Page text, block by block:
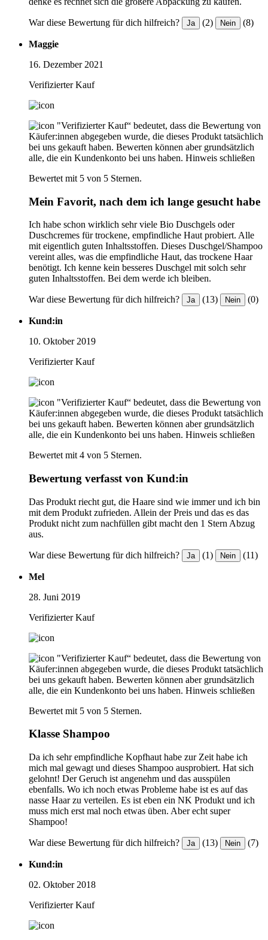
War diese Bewertung für dich hilfreich? Ja (2) Nein (8)
Maggie
16. Dezember 2021
Verifizierter Kauf
"Verifizierter Kauf“ bedeutet, dass die Bewertung von
Käufer:innen abgegeben wurde, die dieses Produkt tatsächlich
bei uns gekauft haben. Bewerten können aber grundsätzlich
alle, die ein Kundenkonto bei uns haben. Hinweis schließen
Bewertet mit 5 von 5 Sternen.
Mein Favorit, nach dem ich lange gesucht habe
Ich habe schon wirklich sehr viele Bio Duschgels oder
Duschcremes für trockene, empfindliche Haut probiert. Alle
mit eigentlich guten Inhaltsstoffen. Dieses Duschgel/Shampoo
vereint alles, was die empfindliche Haut, das trockene Haar
benötigt. Ich kenne kein besseres Duschgel mit solch sehr
guten Inhaltsstoffen. Bei dem werde ich bleiben.
War diese Bewertung für dich hilfreich? Ja (13) Nein (0)
Kund:in
10. Oktober 2019
Verifizierter Kauf
"Verifizierter Kauf“ bedeutet, dass die Bewertung von
Käufer:innen abgegeben wurde, die dieses Produkt tatsächlich
bei uns gekauft haben. Bewerten können aber grundsätzlich
alle, die ein Kundenkonto bei uns haben. Hinweis schließen
Bewertet mit 4 von 5 Sternen.
Bewertung verfasst von Kund:in
Das Produkt riecht gut, die Haare sind wie immer und ich bin
mit dem Produkt zufrieden. Allein der Preis und das es das
Produkt nicht zum nachfüllen gibt macht den 1 Stern Abzug
aus.
War diese Bewertung für dich hilfreich? Ja (1) Nein (11)
Mel
28. Juni 2019
Verifizierter Kauf
"Verifizierter Kauf“ bedeutet, dass die Bewertung von
Käufer:innen abgegeben wurde, die dieses Produkt tatsächlich
bei uns gekauft haben. Bewerten können aber grundsätzlich
alle, die ein Kundenkonto bei uns haben. Hinweis schließen
Bewertet mit 5 von 5 Sternen.
Klasse Shampoo
Da ich sehr empfindliche Kopfhaut habe zur Zeit habe ich
mich mal gewagt und dieses Shampoo ausprobiert. Hat sich
gelohnt! Der Geruch ist angenehm und das ausspülen
ebenfalls. Wo ich noch etwas Probleme habe ist es auf das
nasse Haar zu verteilen. Es ist eben ein NK Produkt und ich
muss mich erst mal noch etwas üben. Aber echt super
Shampoo!
War diese Bewertung für dich hilfreich? Ja (13) Nein (7)
Kund:in
02. Oktober 2018
Verifizierter Kauf